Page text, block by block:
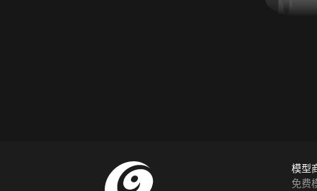
模型
免费